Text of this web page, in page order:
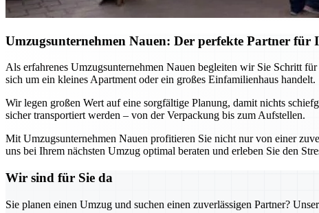
Umzugsunternehmen Nauen: Der perfekte Partner für
Als erfahrenes Umzugsunternehmen Nauen begleiten wir Sie Schritt
sich um ein kleines Apartment oder ein großes Einfamilienhaus handelt.
Wir legen großen Wert auf eine sorgfältige Planung, damit nichts
sicher transportiert werden – von der Verpackung bis zum Aufstellen.
Mit Umzugsunternehmen Nauen profitieren Sie nicht nur von einer
uns bei Ihrem nächsten Umzug optimal beraten und erleben Sie den
Wir sind für Sie da
Sie planen einen Umzug und suchen einen zuverlässigen Partner?